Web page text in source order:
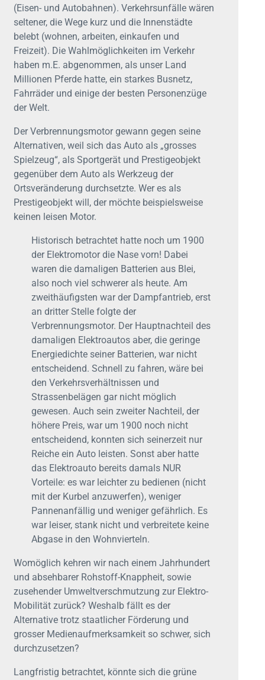
(Eisen- und Autobahnen). Verkehrsunfälle wären
seltener, die Wege kurz und die Innenstädte
belebt (wohnen, arbeiten, einkaufen und
Freizeit). Die Wahlmöglichkeiten im Verkehr
haben m.E. abgenommen, als unser Land
Millionen Pferde hatte, ein starkes Busnetz,
Fahrräder und einige der besten Personenzüge
der Welt.
Der Verbrennungsmotor gewann gegen seine
Alternativen, weil sich das Auto als „grosses
Spielzeug“, als Sportgerät und Prestigeobjekt
gegenüber dem Auto als Werkzeug der
Ortsveränderung durchsetzte. Wer es als
Prestigeobjekt will, der möchte beispielsweise
keinen leisen Motor.
Historisch betrachtet hatte noch um 1900
der Elektromotor die Nase vorn! Dabei
waren die damaligen Batterien aus Blei,
also noch viel schwerer als heute. Am
zweithäufigsten war der Dampfantrieb, erst
an dritter Stelle folgte der
Verbrennungsmotor. Der Hauptnachteil des
damaligen Elektroautos aber, die geringe
Energiedichte seiner Batterien, war nicht
entscheidend. Schnell zu fahren, wäre bei
den Verkehrsverhältnissen und
Strassenbelägen gar nicht möglich
gewesen. Auch sein zweiter Nachteil, der
höhere Preis, war um 1900 noch nicht
entscheidend, konnten sich seinerzeit nur
Reiche ein Auto leisten. Sonst aber hatte
das Elektroauto bereits damals NUR
Vorteile: es war leichter zu bedienen (nicht
mit der Kurbel anzuwerfen), weniger
Pannenanfällig und weniger gefährlich. Es
war leiser, stank nicht und verbreitete keine
Abgase in den Wohnvierteln.
Womöglich kehren wir nach einem Jahrhundert
und absehbarer Rohstoff-Knappheit, sowie
zusehender Umweltverschmutzung zur Elektro-
Mobilität zurück? Weshalb fällt es der
Alternative trotz staatlicher Förderung und
grosser Medienaufmerksamkeit so schwer, sich
durchzusetzen?
Langfristig betrachtet, könnte sich die grüne